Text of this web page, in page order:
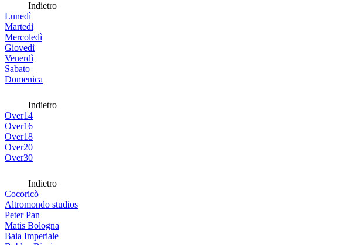
Indietro
Lunedì
Martedì
Mercoledì
Giovedì
Venerdì
Sabato
Domenica
Indietro
Over14
Over16
Over18
Over20
Over30
Indietro
Cocoricò
Altromondo studios
Peter Pan
Matis Bologna
Baia Imperiale